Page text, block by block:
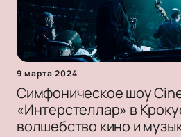
9 марта 2024
Симфоническое шоу
«Интерстеллар» в
волшебство кино и